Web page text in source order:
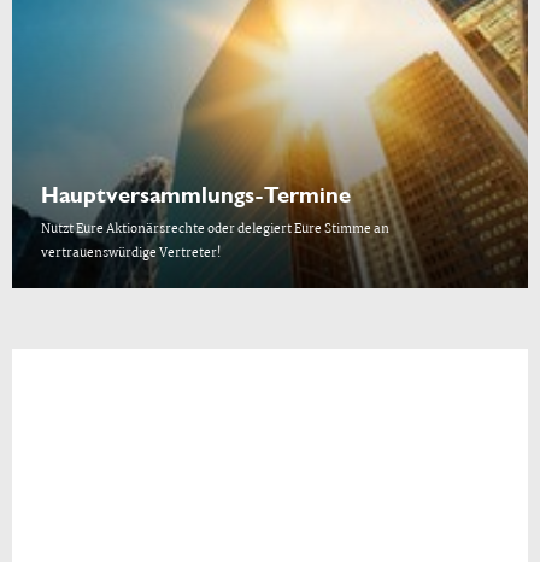
Hauptversammlungs-Termine
Nutzt Eure Aktionärsrechte oder delegiert Eure Stimme an
vertrauenswürdige Vertreter!